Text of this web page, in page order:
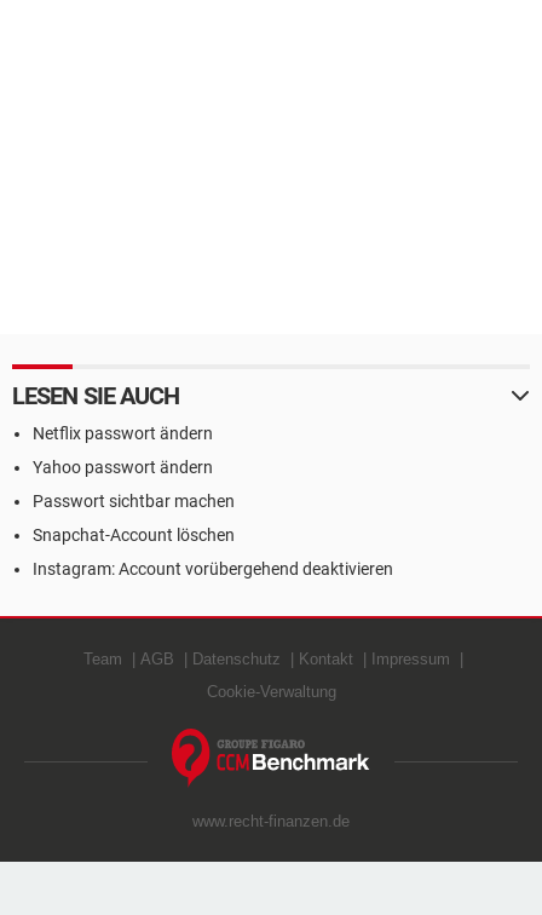
LESEN SIE AUCH
Netflix passwort ändern
Yahoo passwort ändern
Passwort sichtbar machen
Snapchat-Account löschen
Instagram: Account vorübergehend deaktivieren
Team AGB Datenschutz Kontakt
Impressum
Cookie-Verwaltung
www.recht-finanzen.de